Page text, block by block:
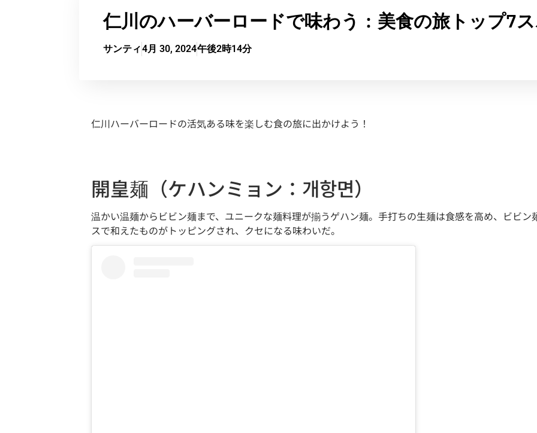
仁川のハーバーロードで味わう：美食の旅トップ7
サンティ4月 30, 2024午後2時14分
仁川ハーバーロードの活気ある味を楽しむ食の旅に出かけよう！
開皇麺（ケハンミョン：개항면）
温かい温麺からビビン麺まで、ユニークな麺料理が揃うゲハン麺。手打ちの生麺は食感を高め、ビビ
スで和えたものがトッピングされ、クセになる味わいだ。